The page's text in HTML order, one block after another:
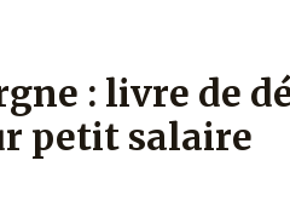
: livre de
petit salaire